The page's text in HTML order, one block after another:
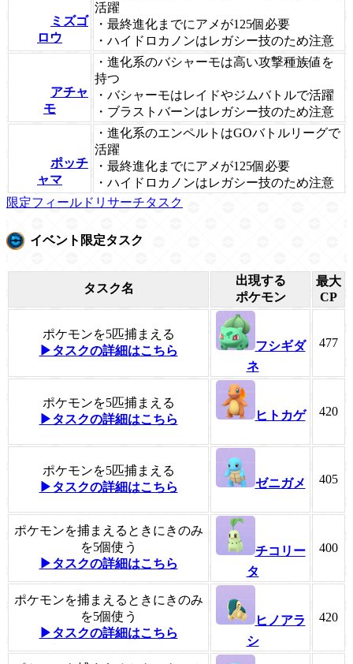
ミズゴ
ロウ
活躍
・最終進化までにアメが125個必要
・ハイドロカノンはレガシー技のため注意
アチャ
モ
・進化系のバシャーモは高い攻撃種族値を
持つ
・バシャーモはレイドやジムバトルで活躍
・ブラストバーンはレガシー技のため注意
ポッチ
ャマ
・進化系のエンペルトはGOバトルリーグで
活躍
・最終進化までにアメが125個必要
・ハイドロカノンはレガシー技のため注意
限定フィールドリサーチタスク
イベント限定タスク
タスク名
出現する
ポケモン
最大
CP
ポケモンを5匹捕まえる
▶タスクの詳細はこちら
フシギダ
ネ
477
ポケモンを5匹捕まえる
▶タスクの詳細はこちら
ヒトカゲ 420
ポケモンを5匹捕まえる
▶タスクの詳細はこちら
ゼニガメ 405
ポケモンを捕まえるときにきのみ
を5個使う
▶タスクの詳細はこちら
チコリー
タ
400
ポケモンを捕まえるときにきのみ
を5個使う
▶タスクの詳細はこちら
ヒノアラ
シ
420